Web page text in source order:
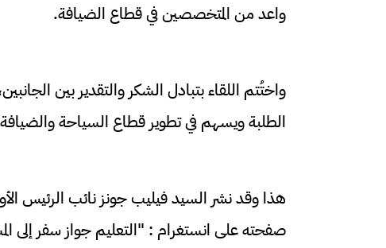
واعد من المتخصصين في قطاع الضيافة.
واختُتم اللقاء بتبادل الشكر والتقدير بين
الطلبة ويسهم في تطوير قطاع السياحة والضيافة
هذا وقد نشر السيد فيليب جونز نائب الرئيس
صفحته على انستغرام : "التعليم جواز سفر إلى